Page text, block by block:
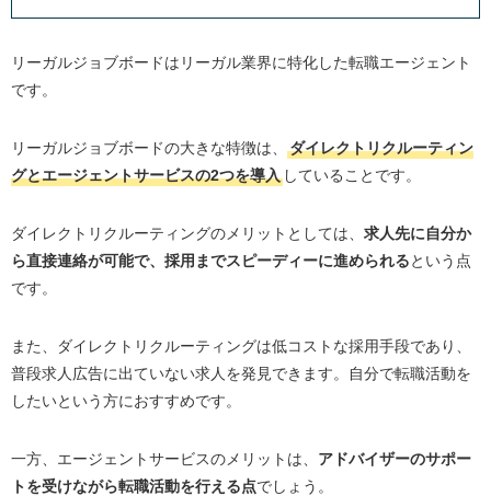
リーガルジョブボードはリーガル業界に特化した転職エージェント
です。
リーガルジョブボードの大きな特徴は、
ダイレクトリクルーティン
グとエージェントサービスの2つを導入していることです。
ダイレクトリクルーティングのメリットとしては、 求人先に自分か
ら直接連絡が可能で、採用までスピーディーに進められるという点
です。
また、ダイレクトリクルーティングは低コストな採用手段であり、
普段求人広告に出ていない求人を発見できます。自分で転職活動を
したいという方におすすめです。
一方、エージェントサービスのメリットは、 アドバイザーのサポー
トを受けながら転職活動を行える点でしょう。